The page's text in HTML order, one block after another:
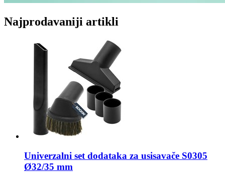
Najprodavaniji artikli
Univerzalni set dodataka za usisavače S0305
Ø32/35 mm